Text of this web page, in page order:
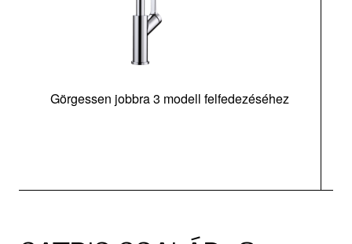
Görgessen jobbra 3 modell felfedezéséhez